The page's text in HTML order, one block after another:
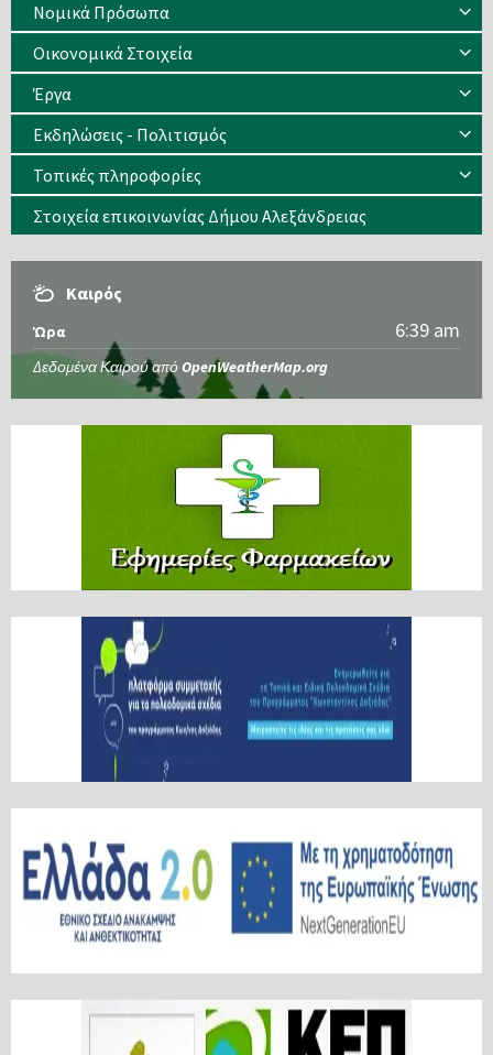
Νομικά Πρόσωπα
Οικονομικά Στοιχεία
Έργα
Εκδηλώσεις - Πολιτισμός
Τοπικές πληροφορίες
Στοιχεία επικοινωνίας Δήμου Αλεξάνδρειας
Καιρός
Ώρα 6:39 am
Δεδομένα Καιρού από OpenWeatherMap.org